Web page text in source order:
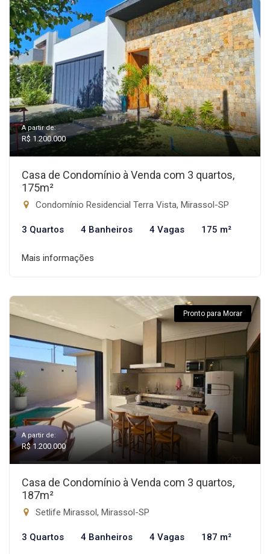
A partir de:
R$ 1.200.000
Casa de Condomínio à Venda com 3 quartos,
175m²
Condomínio Residencial Terra Vista, Mirassol-SP
3 Quartos 4 Banheiros 4 Vagas 175 m²
Mais informações
Pronto para Morar
A partir de:
R$ 1.200.000
Casa de Condomínio à Venda com 3 quartos,
187m²
Setlife Mirassol, Mirassol-SP
3 Quartos 4 Banheiros 4 Vagas 187 m²